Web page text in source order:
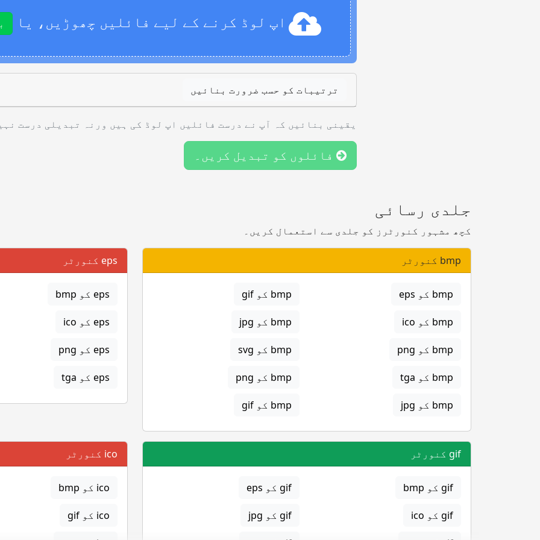
اپ لوڈ کرنے کے لیے فائلیں چھوڑیں، یا
ترتیبات کو حسب ضرورت بنائیں
یقینی بنائیں کہ آپ نے درست فائلیں اپ لوڈ کی ہیں ورنہ تبدیلی درست
فائلوں کو تبدیل کریں۔
جلدی رسائی
کچھ مشہور کنورٹرز کو جلدی سے استعمال کریں۔
bmp کنورٹر
bmp کو eps bmp کو gif
bmp کو ico bmp کو jpg
bmp کو png bmp کو svg
bmp کو tga bmp کو png
bmp کو jpg bmp کو gif
eps کنورٹر
eps کو bmp
eps کو ico
eps کو png
eps کو tga
gif کنورٹر
gif کو bmp gif کو eps
gif کو ico gif کو jpg
ico کنورٹر
ico کو bmp
ico کو gif